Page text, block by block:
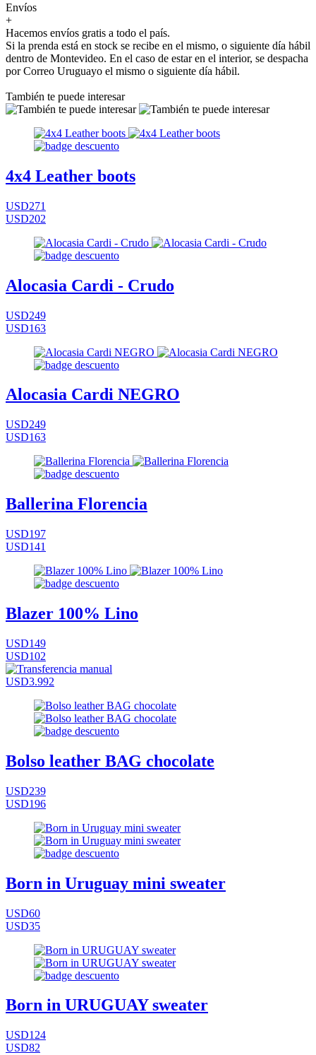
Envíos
+
Hacemos envíos gratis a todo el país.
Si la prenda está en stock se recibe en el mismo, o siguiente día hábil
dentro de Montevideo. En el caso de estar en el interior, se despacha
por Correo Uruguayo el mismo o siguiente día hábil.
También te puede interesar
4x4 Leather boots
USD271
USD202
Alocasia Cardi - Crudo
USD249
USD163
Alocasia Cardi NEGRO
USD249
USD163
Ballerina Florencia
USD197
USD141
Blazer 100% Lino
USD149
USD102
USD3.992
Bolso leather BAG chocolate
USD239
USD196
Born in Uruguay mini sweater
USD60
USD35
Born in URUGUAY sweater
USD124
USD82